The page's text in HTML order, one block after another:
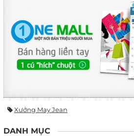
Xưởng May Jean
DANH MỤC